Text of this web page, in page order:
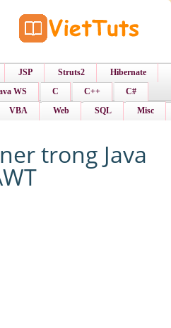
JSP Struts2
Hibernate
WS C C++
C#
VBA Web SQL Misc
trong Java